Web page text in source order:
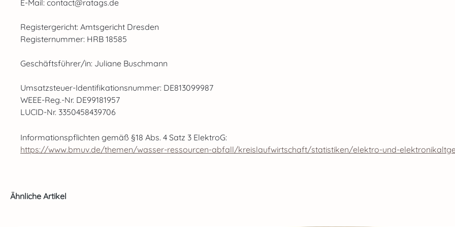
E-Mail: contact@ratags.de
Registergericht: Amtsgericht Dresden
Registernummer: HRB 18585
Geschäftsführer/in: Juliane Buschmann
Umsatzsteuer-Identifikationsnummer: DE813099987
WEEE-Reg.-Nr. DE99181957
LUCID-Nr. 3350458439706
Informationspflichten gemäß §18 Abs. 4 Satz 3 ElektroG:
https://www.bmuv.de/themen/wasser-ressourcen-abfall/kreislaufwirtschaft/statistiken/elektro-und-
Produktgalerie überspringen
Ähnliche Artikel